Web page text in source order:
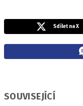
Sdílet na X
SOUVISEJÍCÍ